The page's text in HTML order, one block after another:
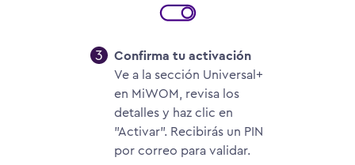
3
Confirma tu activación
Ve a la sección Universal+
en MiWOM, revisa los
detalles y haz clic en
"Activar". Recibirás un PIN
por correo para validar.